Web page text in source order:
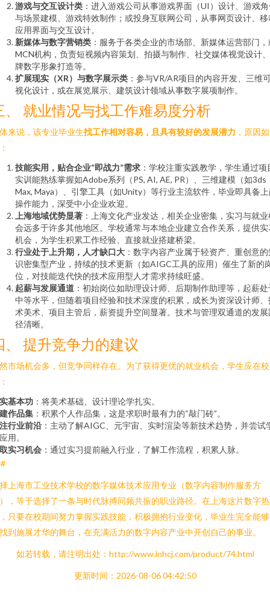
游戏与交互设计类 ：进入游戏公司从事游戏界面（UI）设计、游戏
与场景建模、游戏特效制作；或投身互联网公司，从事网页设计、移
应用界面与交互设计。
新媒体与数字营销类 ：服务于各类企业的市场部、新媒体运营部门
MCN机构，负责短视频内容策划、拍摄与制作、社交媒体视觉设计
牌数字形象打造等。
扩展现实（XR）与数字展示类 ：参与VR/AR项目的内容开发、三维
视化设计，或在展览展示、建筑设计领域从事数字展项制作。
、 就业情况与找工作难易度分析
来说，该专业毕业生找工作相对容易，且具有较好的发展潜力 ，原因如
技能实用，贴合企业“即战力”需求 ：学校注重实践教学，学生通过项
实训能熟练掌握如Adobe系列（PS, AI, AE, PR）、三维建模（如3ds
Max, Maya）、引擎工具（如Unity）等行业主流软件，毕业即具备
操作能力，深受中小企业欢迎。
上海地域优势显著 ：上海文化产业发达，相关企业密集，实习与就
会远多于许多其他地区。学校通常与本地企业建立合作关系，提供实
机会，为学生积累工作经验、直接就业搭建桥梁。
行业处于上升期，人才缺口大 ：数字内容产业属于轻资产、重创意
识密集型产业，持续的技术更新（如AIGC工具的应用）催生了新的
位，对技能迭代快的技术应用型人才需求持续旺盛。
起薪与发展通道 ：初始岗位如助理设计师、后期制作助理等，起薪处
中等水平，但随着项目经验和技术深度的积累，成长为资深设计师、
术美术、项目主管后，薪资提升空间显著。技术与管理双通道的发展
径清晰。
、 提升竞争力的建议
市场机会多，但竞争同样存在。为了获得更优的就业机会，学生应在
基本功 ：将美术基础、设计理论学扎实。
作品集 ：积累个人作品集，这是求职时最有力的“敲门砖”。
行业前沿 ：主动了解AIGC、元宇宙、实时渲染等新技术趋势，并尝试
用。
实习机会 ：通过实习提前融入行业，了解工作流程，积累人脉。
上海市工业技术学校的数字媒体技术应用专业（数字内容制作服务方
，等于选择了一条与时代脉搏同频共振的职业路径。在上海这片数字
只要在校期间努力掌握实践技能，积极拥抱行业变化，毕业生完全能
到施展才华的舞台，在充满活力的数字内容产业中开创自己的事业。
如若转载，请注明出处：http://www.lnhcj.com/product/74.html
更新时间：2026-08-06 04:42:50